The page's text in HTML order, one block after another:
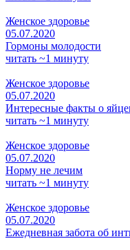
Женское здоровье
05.07.2020
Гормоны молодости
читать ~1 минуту
Женское здоровье
05.07.2020
Интересные факты о
читать ~1 минуту
Женское здоровье
05.07.2020
Норму не лечим
читать ~1 минуту
Женское здоровье
05.07.2020
Ежедневная забота об